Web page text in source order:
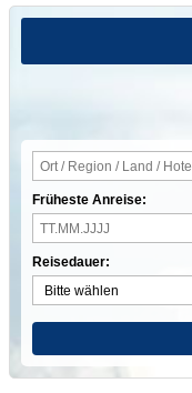
Früheste Anreise:
Reisedauer: